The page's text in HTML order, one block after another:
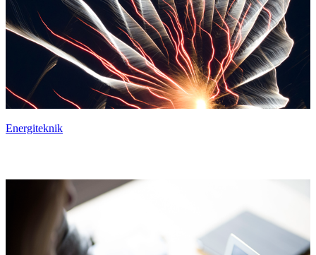
Energiteknik